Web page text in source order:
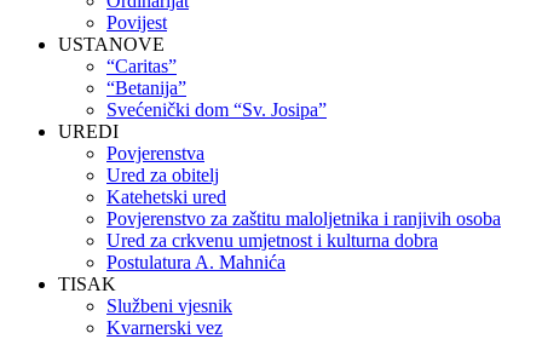
Povijest
USTANOVE
“Caritas”
“Betanija”
Svećenički dom “Sv. Josipa”
UREDI
Povjerenstva
Ured za obitelj
Katehetski ured
Povjerenstvo za zaštitu maloljetnika i ranjivih osoba
Ured za crkvenu umjetnost i kulturna dobra
Postulatura A. Mahnića
TISAK
Službeni vjesnik
Kvarnerski vez